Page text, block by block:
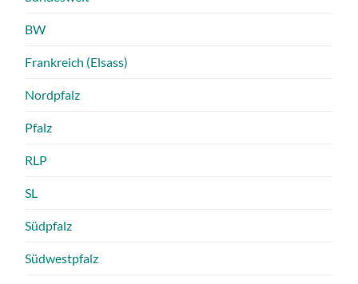
BW
Frankreich (Elsass)
Nordpfalz
Pfalz
RLP
SL
Südpfalz
Südwestpfalz